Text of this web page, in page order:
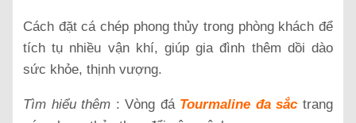
Cách đặt cá chép phong thủy trong phòng khách để
tích tụ nhiều vận khí, giúp gia đình thêm dồi dào
sức khỏe, thịnh vượng.
Tìm hiểu thêm :Vòng đá Tourmaline đa sắc trang